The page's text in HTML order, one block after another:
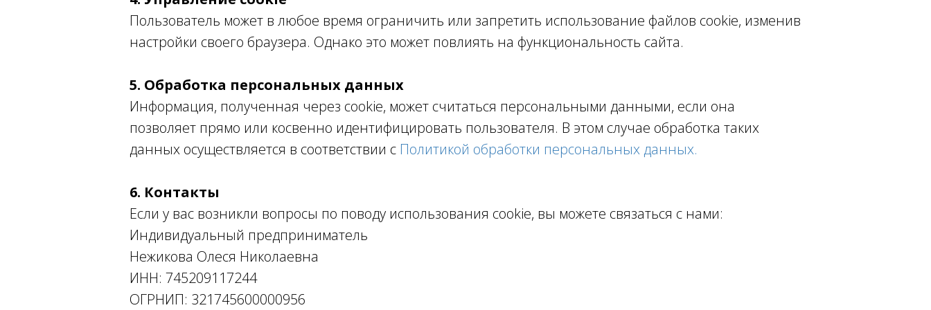
Пользователь может в любое время ограничить или запретить использование файлов cookie, изменив
настройки своего браузера. Однако это может повлиять на функциональность сайта.
5. Обработка персональных данных
Информация, полученная через cookie, может считаться персональными данными, если она
позволяет прямо или косвенно идентифицировать пользователя. В этом случае обработка таких
данных осуществляется в соответствии с Политикой обработки персональных данных.
6. Контакты
Если у вас возникли вопросы по поводу использования cookie, вы можете связаться с нами:
Индивидуальный предприниматель
Нежикова Олеся Николаевна
ИНН: 745209117244
ОГРНИП: 321745600000956